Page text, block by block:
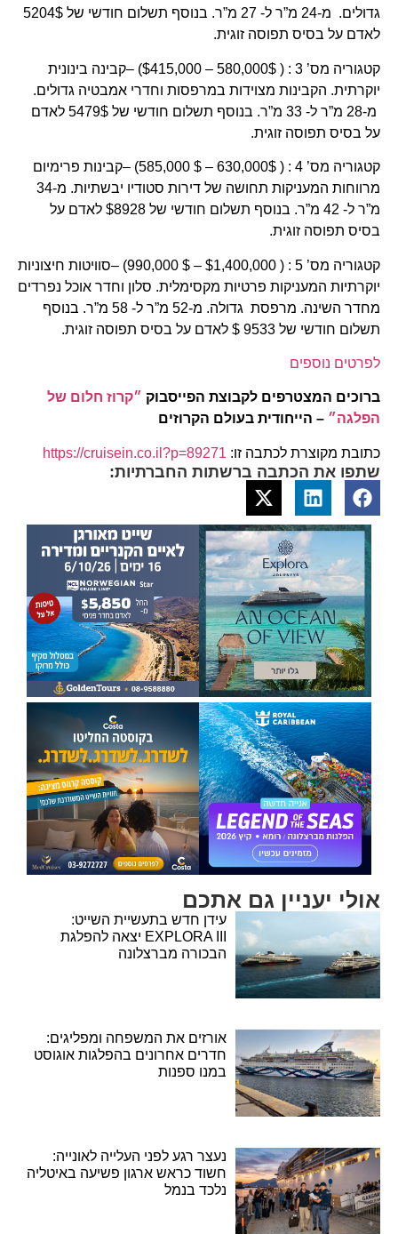
גדולים. מ-24 מ”ר ל- 27 מ”ר. בנוסף תשלום חודשי של 5204$
לאדם על בסיס תפוסה זוגית.
קטגוריה מס’ 3 : ( 580,000$ – $415,000) –קבינה בינונית
יוקרתית. הקבינות מצוידות במרפסות וחדרי אמבטיה גדולים.
מ-28 מ”ר ל- 33 מ”ר. בנוסף תשלום חודשי של 5479$ לאדם
על בסיס תפוסה זוגית.
קטגוריה מס’ 4 : ( 630,000$ – $ 585,000) –קבינות פרימיום
מרווחות המעניקות תחושה של דירות סטודיו יבשתיות. מ-34
מ”ר ל- 42 מ”ר. בנוסף תשלום חודשי של $8928 לאדם על
בסיס תפוסה זוגית.
קטגוריה מס’ 5 : ( $1,400,000 – $ 990,000) –סוויטות חיצוניות
יוקרתיות המעניקות פרטיות מקסימלית. סלון וחדר אוכל נפרדים
מחדר השינה. מרפסת גדולה. מ-52 מ”ר ל- 58 מ”ר. בנוסף
תשלום חודשי של 9533 $ לאדם על בסיס תפוסה זוגית.
לפרטים נוספים
ברוכים המצטרפים לקבוצת הפייסבוק״קרוז חלום של
הפלגה״– הייחודית בעולם הקרוזים
כתובת מקוצרת לכתבה זו: https://cruisein.co.il?p=89271
שתפו את הכתבה ברשתות החברתיות:
אולי יעניין גם אתכם
עידן חדש בתעשיית השייט:
EXPLORA III יצאה להפלגת
הבכורה מברצלונה
אורזים את המשפחה ומפליגים:
חדרים אחרונים בהפלגות אוגוסט
במנו ספנות
נעצר רגע לפני העלייה לאונייה:
חשוד כראש ארגון פשיעה באיטליה
נלכד בנמל